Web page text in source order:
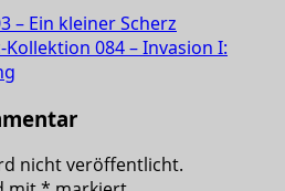
– Ein kleiner Scherz
Kollektion 084 – Invasion I:
nicht veröffentlicht.